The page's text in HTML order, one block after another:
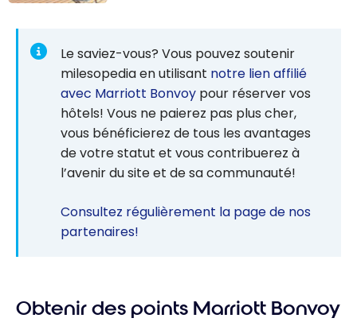
Luxury
Collection
Desert Resort
& Spa, Dubai
Le saviez-vous? Vous pouvez soutenir
milesopedia en utilisant notre lien affilié
avec Marriott Bonvoy pour réserver vos
hôtels! Vous ne paierez pas plus cher,
vous bénéficierez de tous les avantages
de votre statut et vous contribuerez à
l’avenir du site et de sa communauté!
Consultez régulièrement la page de nos
partenaires!
Obtenir des points Marriott Bonvoy